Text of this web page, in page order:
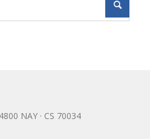
NAY · CS 70034